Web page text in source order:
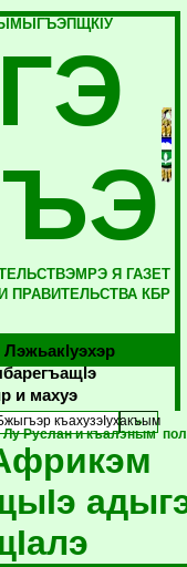
Я ГАЗЕТ
ПРАВИТЕЛЬСТВА КБР
Лэжьакlуэхэр
и махуэ
къахузэIухакъым
Лу Руслан и къалэным